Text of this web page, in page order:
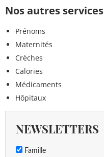
Nos autres services
Prénoms
Maternités
Crèches
Calories
Médicaments
Hôpitaux
NEWSLETTERS
Famille